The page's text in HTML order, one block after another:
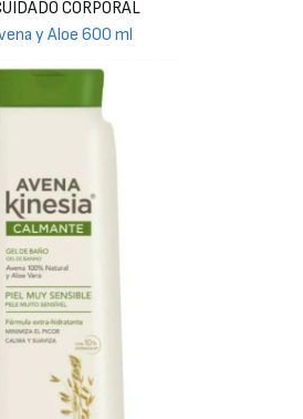
CORPORAL
y Aloe 600 ml